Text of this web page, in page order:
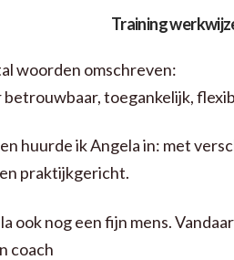
Training
woorden omschreven:
toegankelijk,
huurde ik Angela in: met
praktijkgericht.
ook nog een fijn mens.
coach